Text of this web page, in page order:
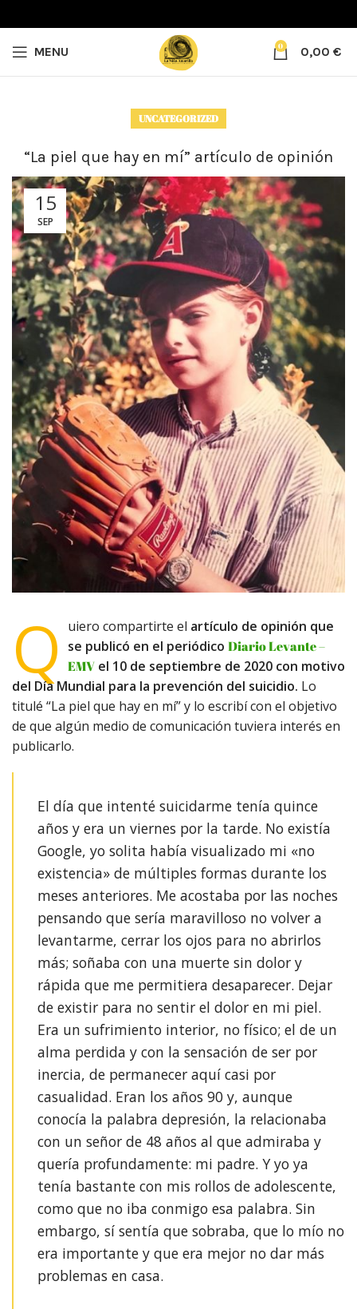
MENU 0 0,00 €
UNCATEGORIZED
“La piel que hay en mí” artículo de opinión
15
SEP
Q uiero compartirte el artículo de opinión que
se publicó en el periódico Diario Levante –
EMV el 10 de septiembre de 2020 con motivo
del Día Mundial para la prevención del suicidio. Lo
titulé “La piel que hay en mí” y lo escribí con el objetivo
de que algún medio de comunicación tuviera interés en
publicarlo.
El día que intenté suicidarme tenía quince
años y era un viernes por la tarde. No existía
Google, yo solita había visualizado mi «no
existencia» de múltiples formas durante los
meses anteriores. Me acostaba por las noches
pensando que sería maravilloso no volver a
levantarme, cerrar los ojos para no abrirlos
más; soñaba con una muerte sin dolor y
rápida que me permitiera desaparecer. Dejar
de existir para no sentir el dolor en mi piel.
Era un sufrimiento interior, no físico; el de un
alma perdida y con la sensación de ser por
inercia, de permanecer aquí casi por
casualidad. Eran los años 90 y, aunque
conocía la palabra depresión, la relacionaba
con un señor de 48 años al que admiraba y
quería profundamente: mi padre. Y yo ya
tenía bastante con mis rollos de adolescente,
como que no iba conmigo esa palabra. Sin
embargo, sí sentía que sobraba, que lo mío no
era importante y que era mejor no dar más
problemas en casa.⁣